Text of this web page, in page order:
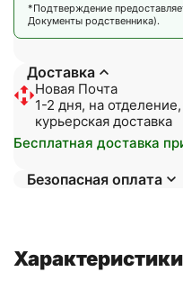
*Подтверждение
Документы родственника).
Доставка
Новая Почта
1-2 дня, на
курьерская доставка
Бесплатная доставка
Безопасная оплата
Характеристики